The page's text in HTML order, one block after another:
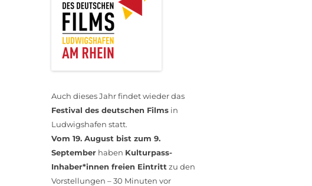
Auch dieses Jahr findet wieder das
Festival des deutschen Films in
Ludwigshafen statt.
Vom 19. August bist zum 9.
September haben Kulturpass-
Inhaber*innen freien Eintritt zu den
Vorstellungen – 30 Minuten vor